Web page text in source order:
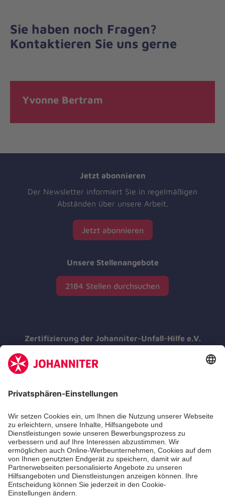
Sie haben noch Fragen?
Kontaktieren Sie uns gerne
Yvonne Bertram
Jetzt abonnieren
Der Newsletter informiert Sie in regelmäßigen
Abständen über unsere Arbeit.
Jetzt abonnieren
Unsere Stellenangebote
2184 Stellen durchsuchen
Zertifizierung der Johanniter-Unfall-Hilfe e.V.
Die Johanniter GmbH führt das
e.V.